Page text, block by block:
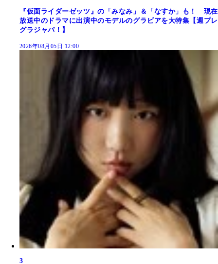
『仮面ライダーゼッツ』の「みなみ」＆「なすか」も！ 現在
放送中のドラマに出演中のモデルのグラビアを大特集【週プレ
グラジャパ！】
2026年08月05日 12:00
3